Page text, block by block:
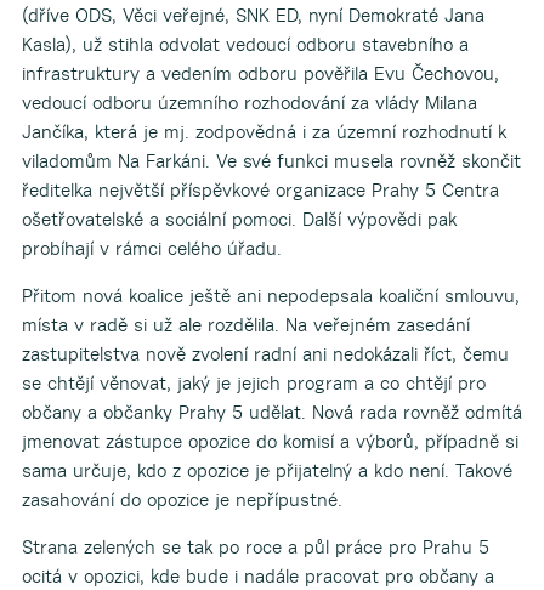
(dříve ODS, Věci veřejné, SNK ED, nyní Demokraté Jana
Kasla), už stihla odvolat vedoucí odboru stavebního a
infrastruktury a vedením odboru pověřila Evu Čechovou,
vedoucí odboru územního rozhodování za vlády Milana
Jančíka, která je mj. zodpovědná i za územní rozhodnutí k
viladomům Na Farkáni. Ve své funkci musela rovněž skončit
ředitelka největší příspěvkové organizace Prahy 5 Centra
ošetřovatelské a sociální pomoci. Další výpovědi pak
probíhají v rámci celého úřadu.
Přitom nová koalice ještě ani nepodepsala koaliční smlouvu,
místa v radě si už ale rozdělila. Na veřejném zasedání
zastupitelstva nově zvolení radní ani nedokázali říct, čemu
se chtějí věnovat, jaký je jejich program a co chtějí pro
občany a občanky Prahy 5 udělat. Nová rada rovněž odmítá
jmenovat zástupce opozice do komisí a výborů, případně si
sama určuje, kdo z opozice je přijatelný a kdo není. Takové
zasahování do opozice je nepřípustné.
Strana zelených se tak po roce a půl práce pro Prahu 5
ocitá v opozici, kde bude i nadále pracovat pro občany a